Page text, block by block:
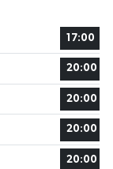
17:00
20:00
20:00
20:00
20:00